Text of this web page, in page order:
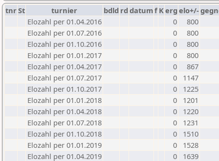
tnrSt turnier bdld rd datumf Kerg elo+/-
Elozahl per 01.04.2016
0
800
Elozahl per 01.07.2016
0
800
Elozahl per 01.10.2016
0
800
Elozahl per 01.01.2017
0
800
Elozahl per 01.04.2017
0
867
Elozahl per 01.07.2017
0
1147
Elozahl per 01.10.2017
0
1225
Elozahl per 01.01.2018
0
1201
Elozahl per 01.04.2018
0
1220
Elozahl per 01.07.2018
0
1231
Elozahl per 01.10.2018
0
1510
Elozahl per 01.01.2019
0
1528
Elozahl per 01.04.2019
0
1639